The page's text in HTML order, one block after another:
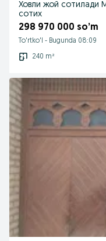
Ховли жой сотилади
сотих
298 970 000 so’m
To'rtko'l - Bugunda 08:09
240 m²